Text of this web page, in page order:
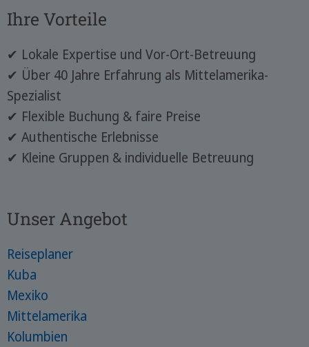
Ihre Vorteile
✔ Lokale Expertise und Vor-Ort-Betreuung
✔ Über 40 Jahre Erfahrung als Mittelamerika-
Spezialist
✔ Flexible Buchung & faire Preise
✔ Authentische Erlebnisse
✔ Kleine Gruppen & individuelle Betreuung
Unser Angebot
Reiseplaner
Kuba
Mexiko
Mittelamerika
Kolumbien